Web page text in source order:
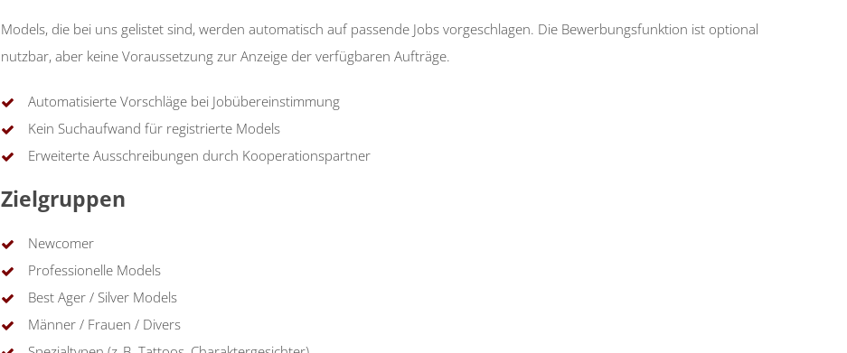
Models, die bei uns gelistet sind, werden automatisch auf passende Jobs vorgeschlagen. Die Bewerbungsfunktion ist optional
nutzbar, aber keine Voraussetzung zur Anzeige der verfügbaren Aufträge.
Automatisierte Vorschläge bei Jobübereinstimmung
Kein Suchaufwand für registrierte Models
Erweiterte Ausschreibungen durch Kooperationspartner
Zielgruppen
Newcomer
Professionelle Models
Best Ager / Silver Models
Männer / Frauen / Divers